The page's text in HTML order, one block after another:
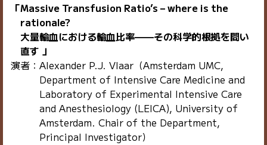
「Massive Transfusion Ratio’s – where is the
rationale?
大量輸血における輸血比率——その科学的根拠を問い
直す 」
演者：Alexander P.J. Vlaar（Amsterdam UMC,
Department of Intensive Care Medicine and
Laboratory of Experimental Intensive Care
and Anesthesiology (LEICA), University of
Amsterdam. Chair of the Department,
Principal Investigator）